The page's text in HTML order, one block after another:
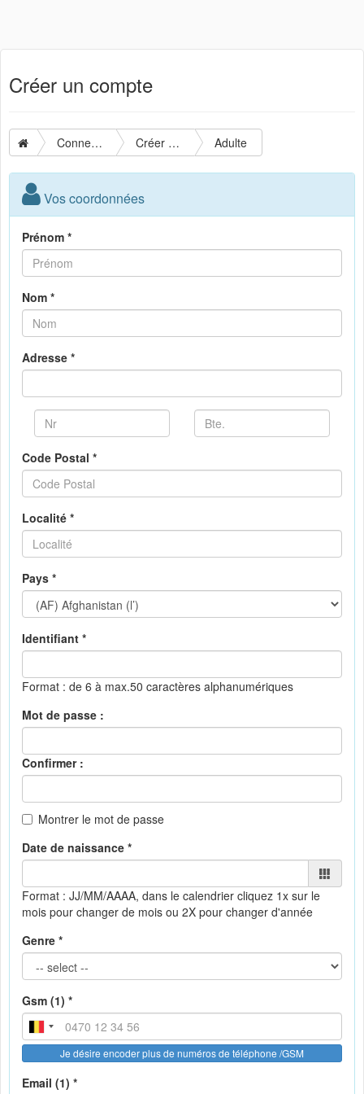
Créer un compte
Connexion Créer un compte Adulte
Vos coordonnées
Prénom *
Nom *
Adresse *
Code Postal *
Localité *
Pays *
Identifiant *
Format : de 6 à max.50 caractères alphanumériques
Mot de passe :
Confirmer :
Montrer le mot de passe
Date de naissance *
Format : JJ/MM/AAAA, dans le calendrier cliquez 1x sur le
mois pour changer de mois ou 2X pour changer d'année
Genre *
Gsm (1) *
Je désire encoder plus de numéros de téléphone /GSM
Email (1) *